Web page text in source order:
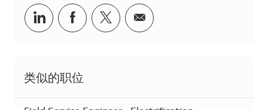
分享到Linkedin
分享到Facebook
分享到Twitter
分享到电子邮件
类似的职位